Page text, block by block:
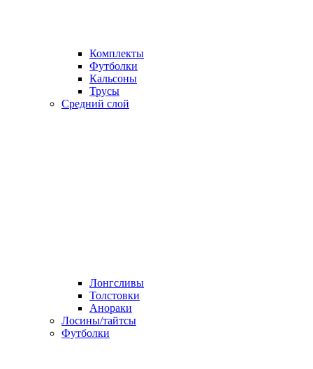
Комплекты
Футболки
Кальсоны
Трусы
Средний слой
Лонгсливы
Толстовки
Анораки
Лосины/тайтсы
Футболки